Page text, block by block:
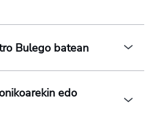
Bulego batean
edo